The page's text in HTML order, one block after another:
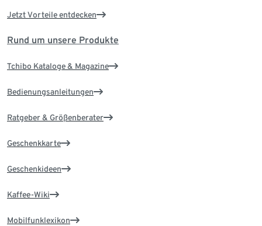
Jetzt Vorteile entdecken
Rund um unsere Produkte
Tchibo Kataloge & Magazine
Bedienungsanleitungen
Ratgeber & Größenberater
Geschenkkarte
Geschenkideen
Kaffee-Wiki
Mobilfunklexikon